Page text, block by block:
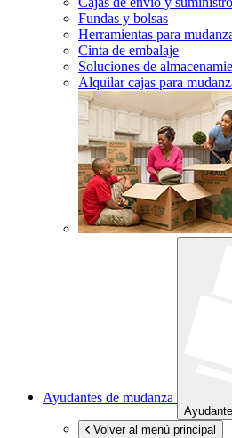
Fundas y bolsas
Herramientas para
Cinta de embalaje
Soluciones de
Alquilar cajas para
Ayudantes de mudanza
Volver al menú principal